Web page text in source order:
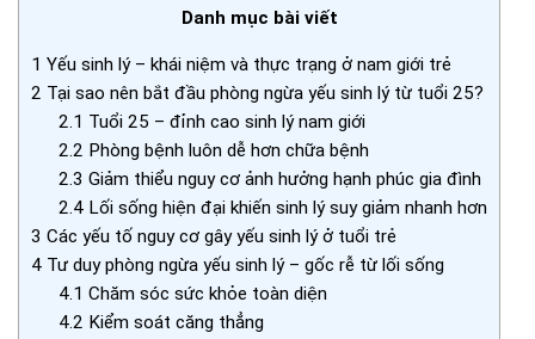
Danh mục bài viết
1 Yếu sinh lý – khái niệm và thực trạng ở nam giới trẻ
2 Tại sao nên bắt đầu phòng ngừa yếu sinh lý từ tuổi 25?
2.1 Tuổi 25 – đỉnh cao sinh lý nam giới
2.2 Phòng bệnh luôn dễ hơn chữa bệnh
2.3 Giảm thiểu nguy cơ ảnh hưởng hạnh phúc gia đình
2.4Lối sống hiện đại khiến sinh lý suy giảm nhanh hơn
3 Các yếu tố nguy cơ gây yếu sinh lý ở tuổi trẻ
4 Tư duy phòng ngừa yếu sinh lý – gốc rễ từ lối sống
4.1 Chăm sóc sức khỏe toàn diện
4.2 Kiểm soát căng thẳng